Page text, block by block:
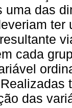
uma das
ter
cada
das